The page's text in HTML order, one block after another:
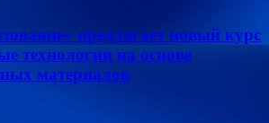
предлагает новый курс
технологии на основе
материалов